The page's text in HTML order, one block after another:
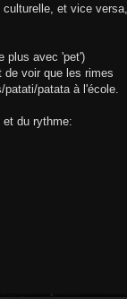
et vice versa,
plus avec 'pet')
de voir que les rimes
patata à l'école.
du rythme: